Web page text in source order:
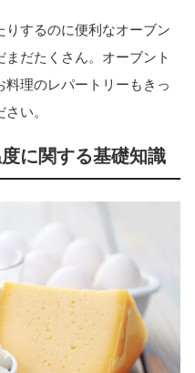
するのに便利なオーブン
まだたくさん。オーブント
理のレパートリーもきっ
い。
に関する基礎知識